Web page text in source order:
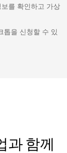
를 확인하고 가상
톱을 신청할 수 있
과 함께